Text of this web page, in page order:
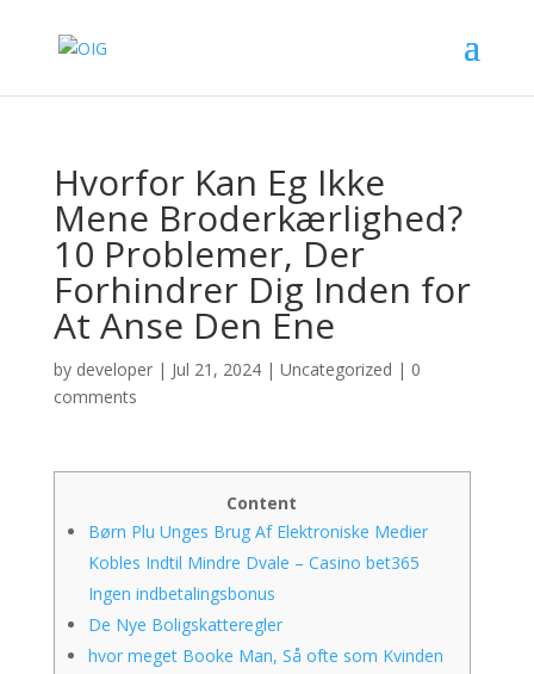
Hvorfor Kan Eg Ikke
Mene Broderkærlighed?
10 Problemer, Der
Forhindrer Dig Inden for
At Anse Den Ene
by developer| Jul 21, 2024| Uncategorized | 0
comments
Content
Børn Plu Unges Brug Af Elektroniske Medier
Kobles Indtil Mindre Dvale – Casino bet365
Ingen indbetalingsbonus
De Nye Boligskatteregler
hvor meget Booke Man, Så ofte som Kvinden